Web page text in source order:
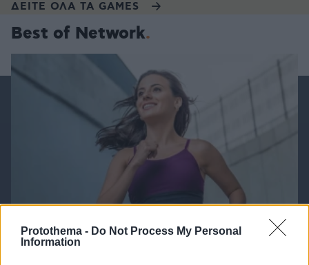
Protothema - Do Not Process My Personal
Information
ΔΕΙΤΕ ΟΛΑ ΤΑ GAMES
Best of Network